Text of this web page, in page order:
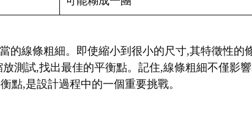
的線條粗細。即使縮小到很小的尺寸,其特徵性
測試,找出最佳的平衡點。記住,線條粗細不僅影
點,是設計過程中的一個重要挑戰。